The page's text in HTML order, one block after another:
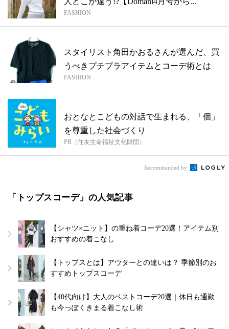
FASHION
スタイリスト角田かおるさんが選んだ、買
うべきプチプラアイテムとコーデ術とは
FASHION
おとなとこどもの対話で生まれる、「個」
を尊重した社会づくり
PR（住友生命福祉文化財団）
Recommended by
「トップスコーデ」の人気記事
【シャツ×ニット】の重ね着コーデ20選！アイテム別
おすすめの着こなし
【トップスとは】アウターとの違いは？ 季節別のお
すすめトップスコーデ
【40代向け】大人のベストコーデ20選｜休日も通勤
も今っぽくきまる着こなし術